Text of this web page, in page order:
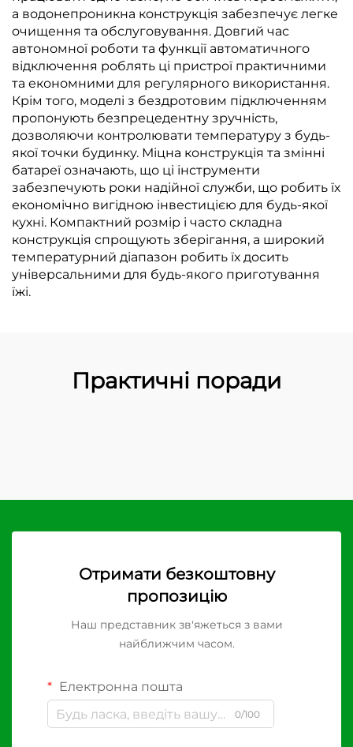
а водонепроникна конструкція забезпечує легке
очищення та обслуговування. Довгий час
автономної роботи та функції автоматичного
відключення роблять ці пристрої практичними
та економними для регулярного використання.
Крім того, моделі з бездротовим підключенням
пропонують безпрецедентну зручність,
дозволяючи контролювати температуру з будь-
якої точки будинку. Міцна конструкція та змінні
батареї означають, що ці інструменти
забезпечують роки надійної служби, що робить їх
економічно вигідною інвестицією для будь-якої
кухні. Компактний розмір і часто складна
конструкція спрощують зберігання, а широкий
температурний діапазон робить їх досить
універсальними для будь-якого приготування
їжі.
Практичні поради
Отримати безкоштовну
пропозицію
Наш представник зв'яжеться з вами
найближчим часом.
Електронна пошта
0/100